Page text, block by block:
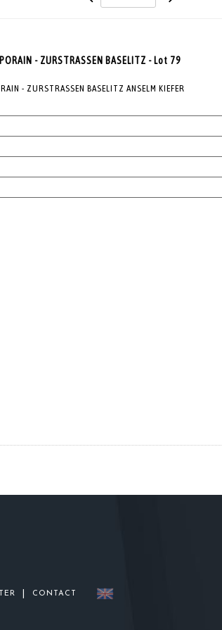
- ZURSTRASSEN BASELITZ - Lot 79
- ZURSTRASSEN BASELITZ ANSELM KIEFER
CONTACT